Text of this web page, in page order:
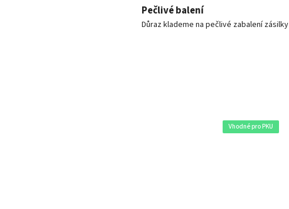
Pečlivé balení
Důraz klademe na pečlivé zabalení zásilky
Vhodné pro PKU